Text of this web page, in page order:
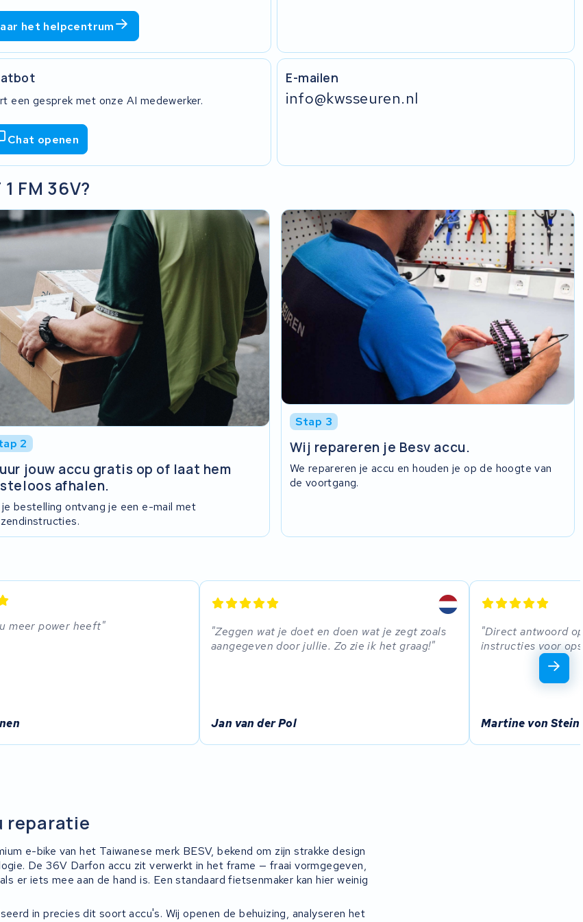
het helpcentrum
E-mailen
info@kwsseuren.nl
een gesprek met onze AI medewerker.
Chat openen
FM 36V?
2
jouw accu gratis op of laat hem
afhalen.
bestelling ontvang je een e-mail met
Stap 3
Wij repareren je Besv accu.
We repareren je accu en houden je op de hoogte van
de voortgang.
meer power heeft
Zeggen wat je doet en doen wat je zegt zoals
aangegeven door jullie. Zo zie ik het graag!
Jan van der Pol
Direct antwoord
instructies voor
Martine von Stein
reparatie
e-bike van het Taiwanese merk BESV, bekend om zijn strakke design
De 36V Darfon accu zit verwerkt in het frame — fraai vormgegeven,
er iets mee aan de hand is. Een standaard fietsenmaker kan hier weinig
in precies dit soort accu's. Wij openen de behuizing, analyseren het